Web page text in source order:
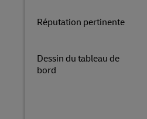
Réputation pertinente
Dessin du tableau de
bord